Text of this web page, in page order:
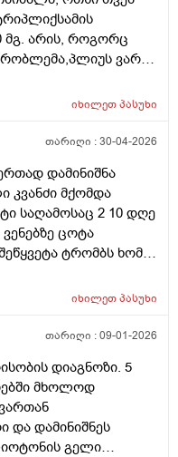
მგ. არის, როგორც
ვარ
ზაფხულობით
მსუბუქი ტკივილი.
მოვიქცე,რომელს
მივმართო რა ვქნა
იხილეთპასუხი
თარიღი :30-04-2026
დამინიშნა
კვანძი მქომდა
საღამოსაც 2 10 დღე
ცოტა
ტრომბს ხომ
ხომ არაა?
იხილეთპასუხი
თარიღი :09-01-2026
დიაგნოზი. 5
მხოლოდ
დამინიშნეს
გელი